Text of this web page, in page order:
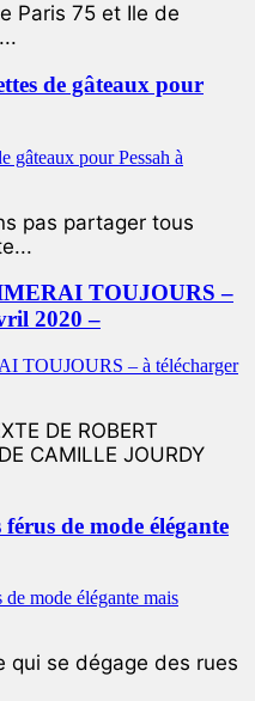
Paris 75 et Ile de
de gâteaux pour
pas partager tous
TOUJOURS –
2020 –
DE ROBERT
CAMILLE JOURDY
de mode élégante
qui se dégage des rues